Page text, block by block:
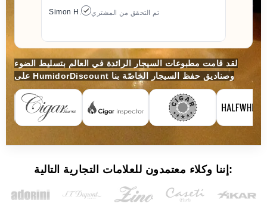
Simon H. تم التحقق من المشتري
لقد قامت مطبوعات السيجار الرائدة في العالم بتسليط الضوء
على HumidorDiscount وصناديق حفظ السيجار الخاصّة بنا
إننا وكلاء معتمدون للعلامات التجارية التالية: